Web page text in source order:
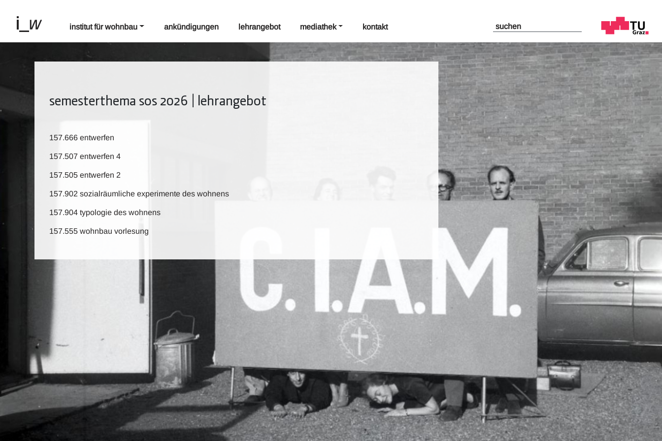
institut für wohnbau ankündigungen lehrangebot mediathek kontakt
semesterthema sos 2026 | lehrangebot
157.666 entwerfen
157.507 entwerfen 4
157.505 entwerfen 2
157.902 sozialräumliche experimente des wohnens
157.904 typologie des wohnens
157.555 wohnbau vorlesung